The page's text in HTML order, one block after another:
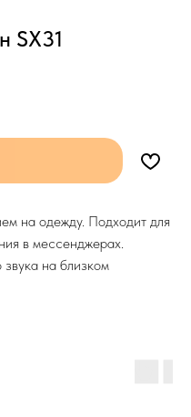
SX31
на одежду. Подходит для
в мессенджерах.
на близком